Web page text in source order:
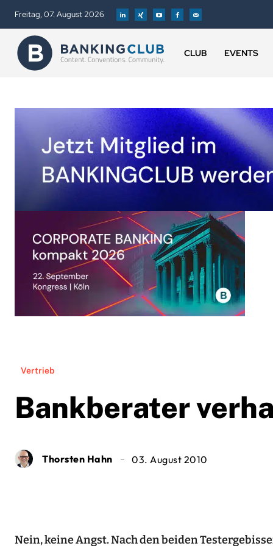
Freitag, 07. August 2026
CLUB EVENTS
Vertrieb
Bankberater
Thorsten Hahn 03. August 2010
Nein, keine Angst. Nach den beiden